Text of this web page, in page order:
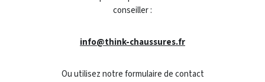
conseiller :
info@think-chaussures.fr
Ou utilisez notre formulaire de contact